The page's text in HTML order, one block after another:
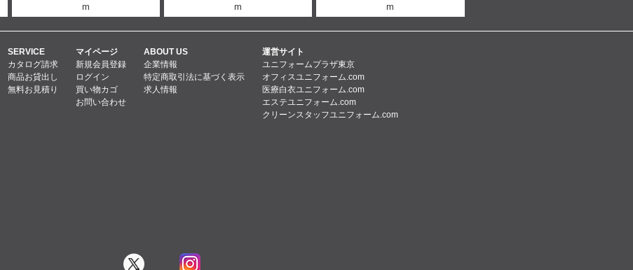
m
m
m
SERVICE
カタログ請求
商品お貸出し
無料お見積り
マイページ
新規会員登録
ログイン
買い物カゴ
お問い合わせ
ABOUT US
企業情報
特定商取引法に基づく表示
求人情報
運営サイト
ユニフォームプラザ東京
オフィスユニフォーム.com
医療白衣ユニフォーム.com
エステユニフォーム.com
クリーンスタッフユニフォーム.com